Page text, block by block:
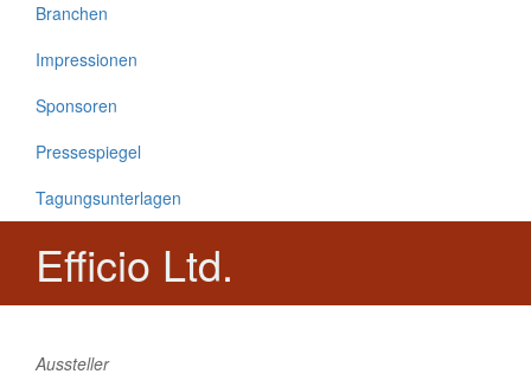
Branchen
Impressionen
Sponsoren
Pressespiegel
Tagungsunterlagen
Efficio Ltd.
Aussteller